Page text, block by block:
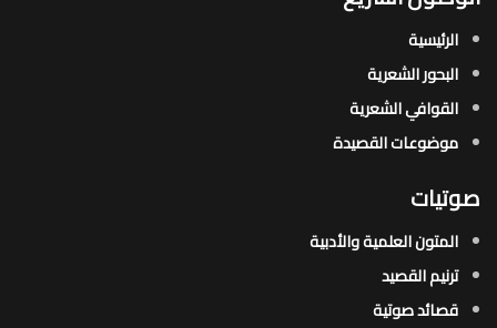
الرئيسية
البحور الشعرية​
القوافي الشعرية​
موضوعات القصيدة​
صوتيات
المتون العلمية والأدبية
ترنيم القصيد
قصائد صوتية